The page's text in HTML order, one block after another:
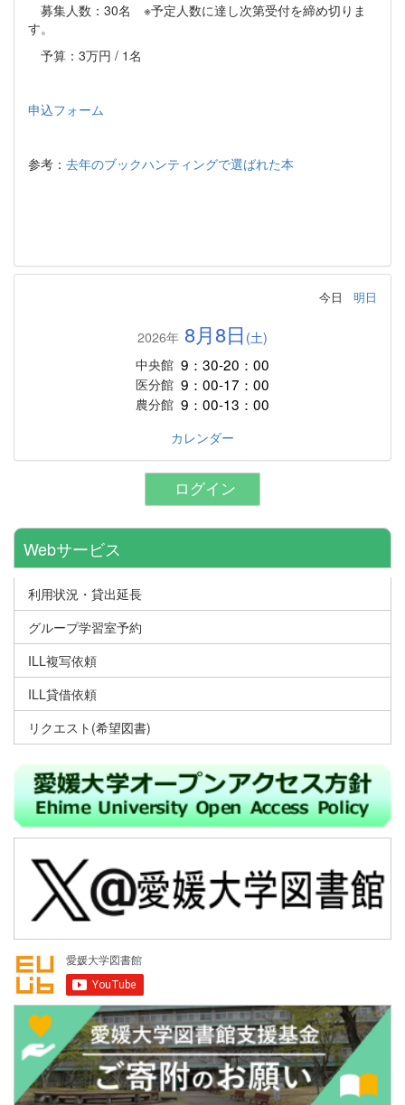
募集人数： 30名 ※予定人数に達し次第受付を締め切りま
す。
予算： 3万円 / 1名
申込フォーム
参考： 去年のブックハンティングで選ばれた本
今日 明日
2026年 8月8日 (土)
中央館 9：30-20：00
医分館 9：00-17：00
農分館 9：00-13：00
カレンダー
ログイン
Webサービス
利用状況・貸出延長
グループ学習室予約
ILL複写依頼
ILL貸借依頼
リクエスト(希望図書)